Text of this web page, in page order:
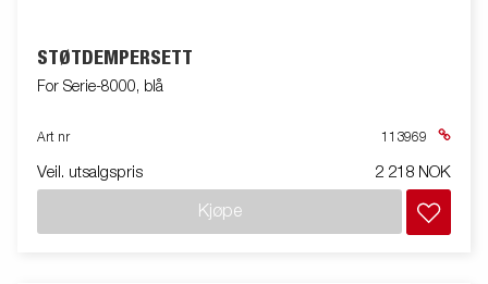
STØTDEMPERSETT
For Serie-8000, blå
Art nr 113969
Veil. utsalgspris 2 218 NOK
Kjøpe